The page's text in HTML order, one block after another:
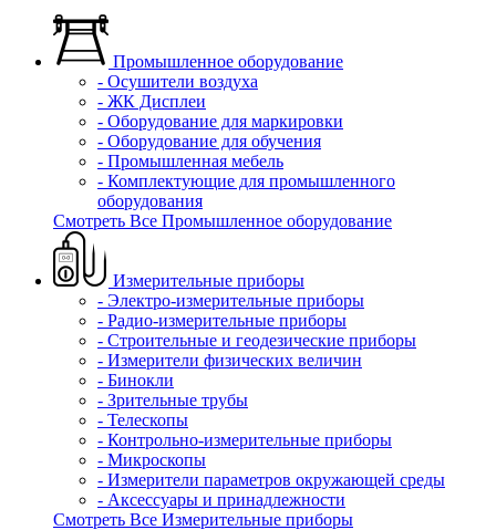
Промышленное оборудование
- Осушители воздуха
- ЖК Дисплеи
- Оборудование для маркировки
- Оборудование для обучения
- Промышленная мебель
- Комплектующие для промышленного
оборудования
Смотреть Все Промышленное оборудование
Измерительные приборы
- Электро-измерительные приборы
- Радио-измерительные приборы
- Строительные и геодезические приборы
- Измерители физических величин
- Бинокли
- Зрительные трубы
- Телескопы
- Контрольно-измерительные приборы
- Микроскопы
- Измерители параметров окружающей среды
- Аксессуары и принадлежности
Смотреть Все Измерительные приборы